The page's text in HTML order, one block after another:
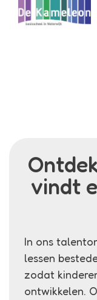
Kameleon
vindt
In ons
lessen
zodat
ontwikkelen.